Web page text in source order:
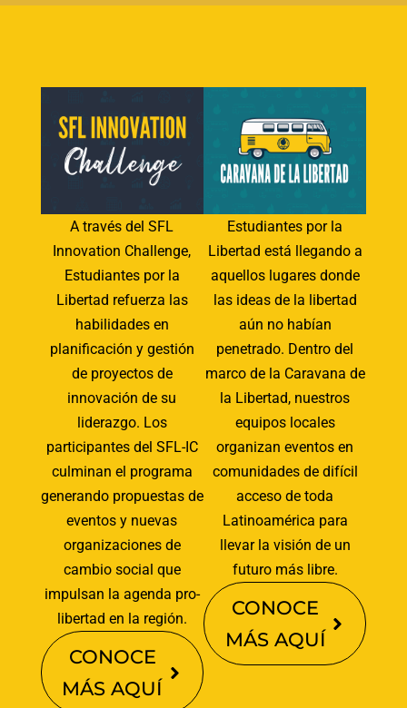
A través del SFL
Innovation Challenge,
Estudiantes por la
Libertad refuerza las
habilidades en
planificación y gestión
de proyectos de
innovación de su
liderazgo. Los
participantes del SFL-IC
culminan el programa
generando propuestas de
eventos y nuevas
organizaciones de
cambio social que
impulsan la agenda pro-
libertad en la región.
CONOCE
MÁS AQUÍ
Estudiantes por la
Libertad está llegando a
aquellos lugares donde
las ideas de la libertad
aún no habían
penetrado. Dentro del
marco de la Caravana de
la Libertad, nuestros
equipos locales
organizan eventos en
comunidades de difícil
acceso de toda
Latinoamérica para
llevar la visión de un
futuro más libre.
CONOCE
MÁS AQUÍ